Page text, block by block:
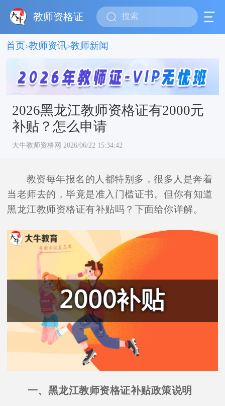
教师资格证
首页>教师资讯>教师新闻
2026黑龙江教师资格证有2000元
补贴？怎么申请
大牛教师资格网 2026/06/22 15:34:42
教资每年报名的人都特别多，很多人是奔着
当老师去的，毕竟是准入门槛证书。但你有知道
黑龙江教师资格证有补贴吗？下面给你详解。
一、黑龙江教师资格证补贴政策说明